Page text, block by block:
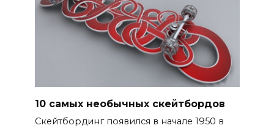
10 самых необычных скейтбордов
Скейтбординг появился в начале 1950 в